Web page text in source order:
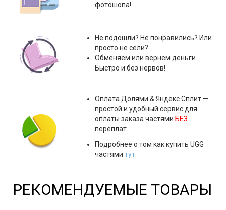
фотошопа!
Не подошли? Не понравились? Или
просто не сели?
Обменяем или вернем деньги.
Быстро и без нервов!
ОплатаДолями & Яндекс Сплит —
простой и удобный сервис для
оплаты заказа частями БЕЗ
переплат.
Подробнее о том как купить UGG
частями тут
РЕКОМЕНДУЕМЫЕ ТОВАРЫ